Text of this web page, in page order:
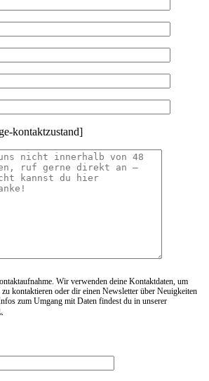
kontaktzustand]
Wir verwenden deine Kontaktdaten, um
kontaktieren oder dir einen Newsletter über Neuigkeiten
zum Umgang mit Daten findest du in unserer